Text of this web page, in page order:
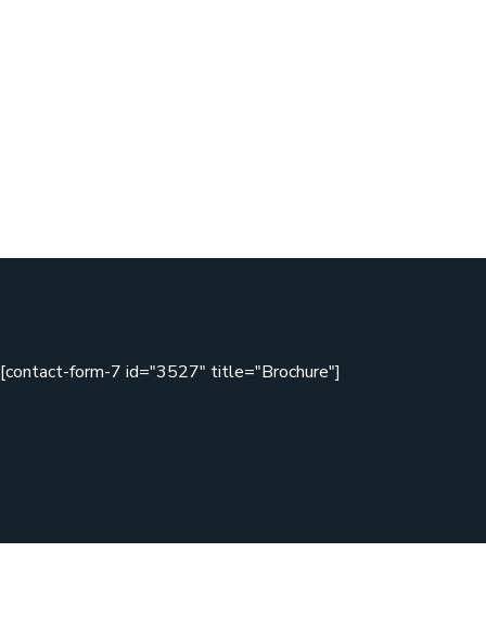
[contact-form-7 id="3527" title="Brochure"]